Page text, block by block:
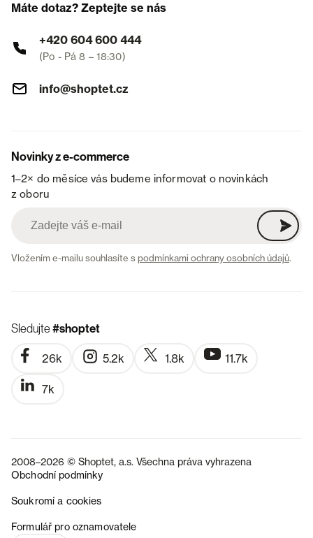
Máte dotaz? Zeptejte se nás
+420 604 600 444
(Po - Pá 8 – 18:30)
info@shoptet.cz
Novinky z e-commerce
1–2× do měsíce vás budeme informovat o novinkách
z oboru
Vložením e-mailu souhlasíte spodmínkami ochrany osobních údajů.
Sledujte#shoptet
26k 5.2k 1.8k 11.7k
7k
2008–2026 © Shoptet, a.s. Všechna práva vyhrazena
Obchodní podmínky
Soukromí a cookies
Formulář pro oznamovatele